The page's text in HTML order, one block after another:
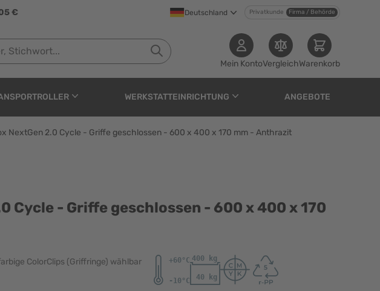
€ Deutschland Privatkunde Firma / Behörde
Mein KontoVergleichWarenkorb
WERKSTATTEINRICHTUNG ANGEBOTE
NextGen 2.0 Cycle - Griffe geschlossen - 600 x 400 x 170 mm - Anthrazit
- 600 x 400 x 170
Cycle - Griffe geschlossen - 600 x 400 x 170
ColorClips (Griffringe) wählbar